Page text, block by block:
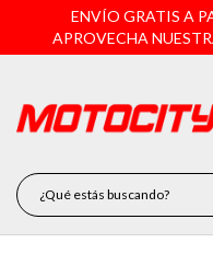
ENVÍO GRATIS A
APROVECHA